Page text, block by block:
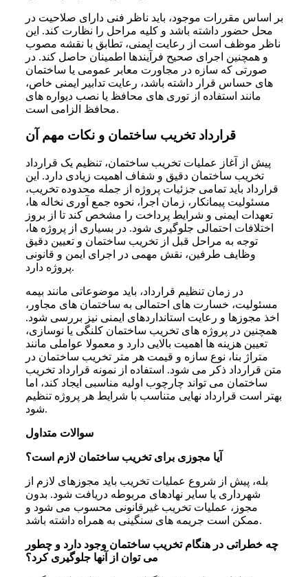
بر اساس مقررات موجود، باید ناظر فنی دارای صلاحیت در
محل حضور داشته باشد و کلیه مراحل را نظارت کند. این
ناظر موظف است از رعایت ایمنی، تطابق با نقشه مصوب
و همچنین اجرای صحیح فرآیندها اطمینان حاصل کند. در
صورتی که سازه در مجاورت معابر عمومی یا ساختمان
های حساس قرار داشته باشد، رعایت تدابیر ایمنی خاص،
مانند استفاده از توری های محافظ یا نصب دیواره های
محافظ الزامی است.
قرارداد تخریب ساختمان و نکات مهم آن
پیش از آغاز عملیات تخریب ساختمان، تنظیم یک قرارداد
تخریب ساختمان دقیق و شفاف اهمیت زیادی دارد. این
قرارداد باید تمامی جزئیات پروژه از جمله محدوده تخریب،
مسئولیت پیمانکار، زمان اجرا، نحوه جمع آوری نخاله ها،
تعهدات ایمنی و شرایط پرداخت را مشخص کند تا از بروز
اختلافات احتمالی جلوگیری شود. در بسیاری از پروژه ها،
توجه به مراحل قبل از تخریب ساختمان و تعیین دقیق
وظایف طرفین، نقش مهمی در اجرای ایمن و قانونی
پروژه دارد.
در زمان تنظیم قرارداد، باید موضوعاتی مانند بیمه
مسئولیت، خسارت های احتمالی به ساختمان های مجاور،
اخذ مجوزها و رعایت استانداردهای ایمنی نیز بررسی شود.
همچنین در پروژه های تخریب ساختمان کلنگی یا نوسازی،
تعیین هزینه ها اهمیت بالایی دارد و معمولا عواملی مانند
متراژ بنا، نوع سازه و قیمت هر متر تخریب ساختمان در
متن قرارداد ذکر می شود. استفاده از نمونه قرارداد تخریب
ساختمان می تواند چارچوب اولیه مناسبی ایجاد کند، اما
بهتر است قرارداد نهایی متناسب با شرایط هر پروژه تنظیم
شود.
سوالات متداول
آیا مجوزی برای تخریب ساختمان لازم است؟
بله، پیش از شروع عملیات تخریب باید مجوزهای لازم از
شهرداری یا سایر نهادهای مربوطه دریافت شود. بدون
مجوز، عملیات تخریب غیرقانونی محسوب می شود و
ممکن است جریمه های سنگینی به همراه داشته باشد.
چه خطراتی در هنگام تخریب ساختمان وجود دارد و چطور
می توان از آنها جلوگیری کرد؟